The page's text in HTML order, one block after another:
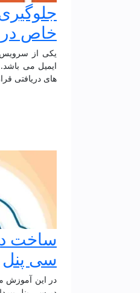
خاص
یکی از
ایمیل می
های دریافتی
سی پنل